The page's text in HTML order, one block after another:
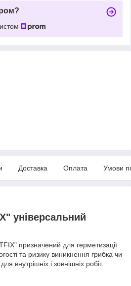
Доставка Оплата Умови
універсальний
призначений для герметизації
та ризику виникнення грибка чи
внутрішніх і зовнішніх робіт.